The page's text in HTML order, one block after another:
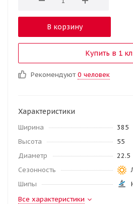
В корзину
Купить в 1
Рекомендуют 0 человек
Характеристики
Ширина
385
Высота
55
Диаметр
22.5
Сезонность
Шипы
Все характеристики